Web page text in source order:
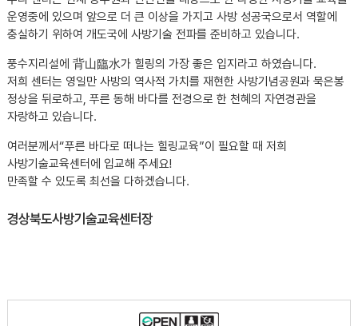
운영중에 있으며 앞으로 더 큰 이상을 가지고 사방 성공국으로서 역할에
충실하기 위하여 개도국에 사방기술 전파를 준비하고 있습니다.
풍수지리설에 背山臨水가 힐링의 가장 좋은 입지라고 하였습니다.
저희 센터는 영일만 사방의 역사적 가치를 재현한 사방기념공원과 묵은봉
정상을 뒤로하고, 푸른 동해 바다를 전경으로 한 천혜의 자연경관을
자랑하고 있습니다.
여러분께서“푸른 바다로 떠나는 힐링교육”이 필요할 때 저희
사방기술교육센터에 입교해 주세요!
만족할 수 있도록 최선을 다하겠습니다.
경상북도사방기술교육센터장